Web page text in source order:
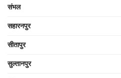
संभल
सहारनपुर
सीतापुर
सुल्तानपुर